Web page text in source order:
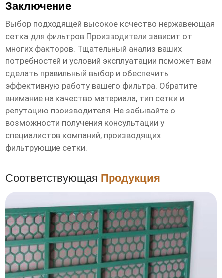
Заключение
Выбор подходящей высокое ксчество нержавеющая
сетка для фильтров Производители зависит от
многих факторов. Тщательный анализ ваших
потребностей и условий эксплуатации поможет вам
сделать правильный выбор и обеспечить
эффективную работу вашего фильтра. Обратите
внимание на качество материала, тип сетки и
репутацию производителя. Не забывайте о
возможности получения консультации у
специалистов компаний, производящих
фильтрующие сетки.
Соответствующая Продукция